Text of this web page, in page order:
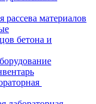
рассева материалов
бетона и